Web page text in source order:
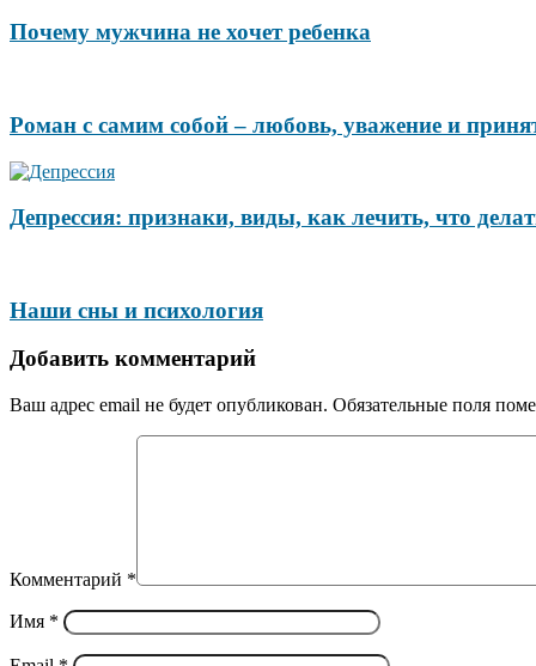
Почему мужчина не хочет ребенка
Роман с самим собой – любовь, уважение и
Депрессия: признаки, виды, как лечить, что
Наши сны и психология
Добавить комментарий
Ваш адрес email не будет опубликован. Обязательные поля
Комментарий *
Имя *